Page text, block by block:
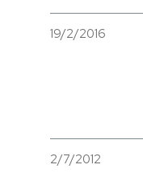
19/2/2016
2/7/2012